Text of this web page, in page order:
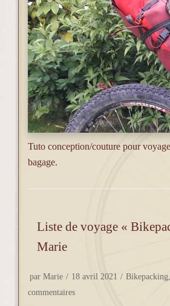
Tuto conception/couture pour
bagage.
Liste de voyage «
Marie
par Marie 18 avril 2021 Bikepacking,
commentaires